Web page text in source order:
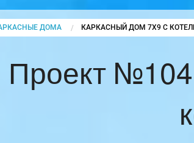
ДОМА CURRENT:
КАРКАСНЫЙ ДОМ 7Х9 С
Проект